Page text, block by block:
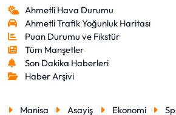
Ahmetli Hava Durumu
Ahmetli Trafik Yoğunluk Haritası
Puan Durumu ve Fikstür
Tüm Manşetler
Son Dakika Haberleri
Haber Arşivi
Manisa Asayiş Ekonomi